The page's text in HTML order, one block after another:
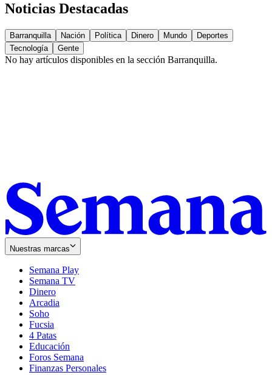
Noticias Destacadas
Barranquilla Nación Política Dinero Mundo
Deportes
Tecnología
Gente
No hay artículos disponibles en la sección Barranquilla.
Nuestras marcas
Semana Play
Semana TV
Dinero
Arcadia
Soho
in
new
window
Fucsia
in
new
window
4 Patas
Educación
Foros Semana
Finanzas Personales